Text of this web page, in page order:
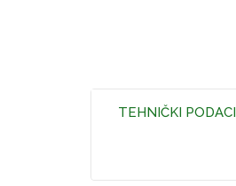
TEHNIČKI PODACI